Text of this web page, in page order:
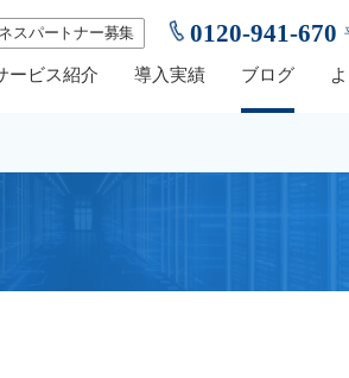
ービス紹介 導入実績 ブログ
スパートナー募集 0120-941-670